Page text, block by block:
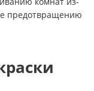
предотвращению